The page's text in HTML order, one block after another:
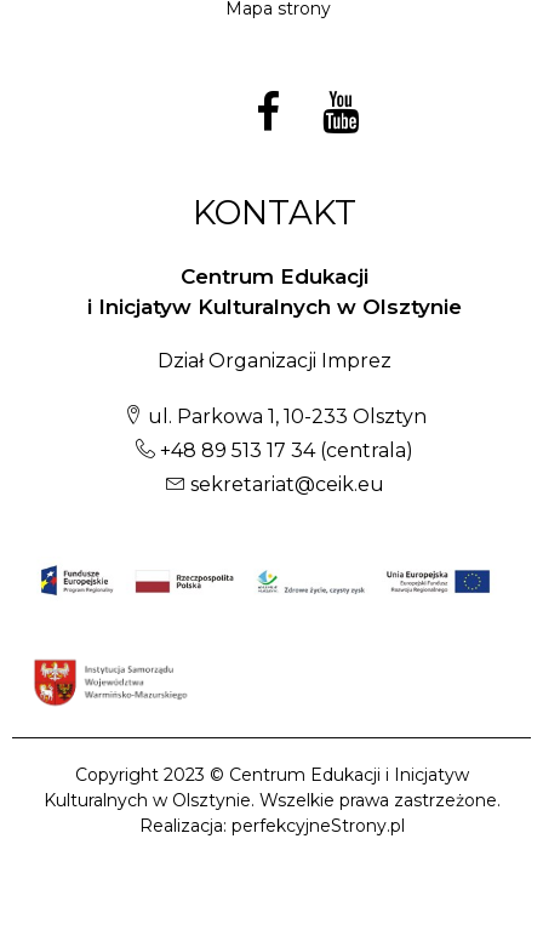
Mapa strony
KONTAKT
Centrum Edukacji
i Inicjatyw Kulturalnych w Olsztynie
Dział Organizacji Imprez
ul. Parkowa 1, 10-233 Olsztyn
+48 89 513 17 34(centrala)
sekretariat@ceik.eu
Copyright 2023 © Centrum Edukacji i Inicjatyw
Kulturalnych w Olsztynie. Wszelkie prawa zastrzeżone.
Realizacja: perfekcyjneStrony.pl